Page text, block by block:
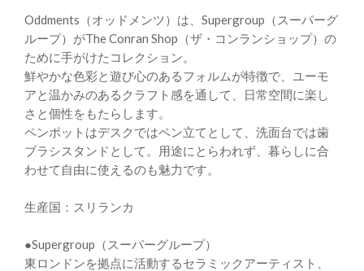
Oddments（オッドメンツ）は、Supergroup（スーパーグ
ループ）がThe Conran Shop（ザ・コンランショップ）の
ために手がけたコレクション。
鮮やかな色彩と遊び心のあるフォルムが特徴で、ユーモ
アと温かみのあるクラフト感を通して、日常空間に楽し
さと個性をもたらします。
ペンポットはデスクではペン立てとして、洗面台では歯
ブラシスタンドとして。用途にとらわれず、暮らしに合
わせて自由に使えるのも魅力です。
生産国：スリランカ
●Supergroup（スーパーグループ）
東ロンドンを拠点に活動するセラミックアーティスト、